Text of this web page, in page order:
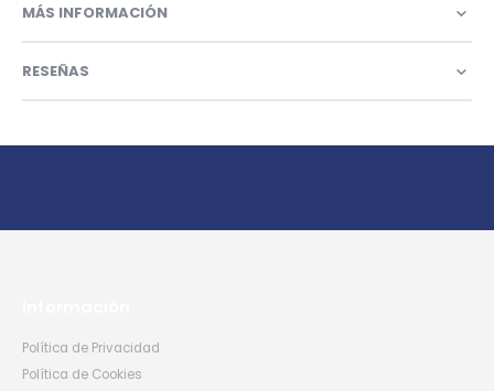
MÁS INFORMACIÓN
RESEÑAS
Política de Privacidad
Política de Cookies